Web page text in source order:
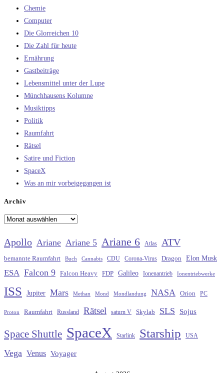
Chemie
Computer
Die Glorreichen 10
Die Zahl für heute
Ernährung
Gastbeiträge
Lebensmittel unter der Lupe
Münchhausens Kolumne
Musiktipps
Politik
Raumfahrt
Rätsel
Satire und Fiction
SpaceX
Was an mir vorbeigegangen ist
Archiv
Archiv
Apollo Ariane Ariane 5 Ariane 6 Atlas ATV
bemannte Raumfahrt Buch Cannabis CDU Corona-Virus Dragon Elon Musk
ESA Falcon 9 Falcon Heavy FDP Galileo Ionenantrieb Ionentriebwerke
ISS Jupiter Mars Methan Mond Mondlandung NASA Orion PC
Proton Raumfahrt Russland Rätsel saturn V Skylab SLS Sojus
Space Shuttle SpaceX Starlink Starship USA
Vega Venus Voyager